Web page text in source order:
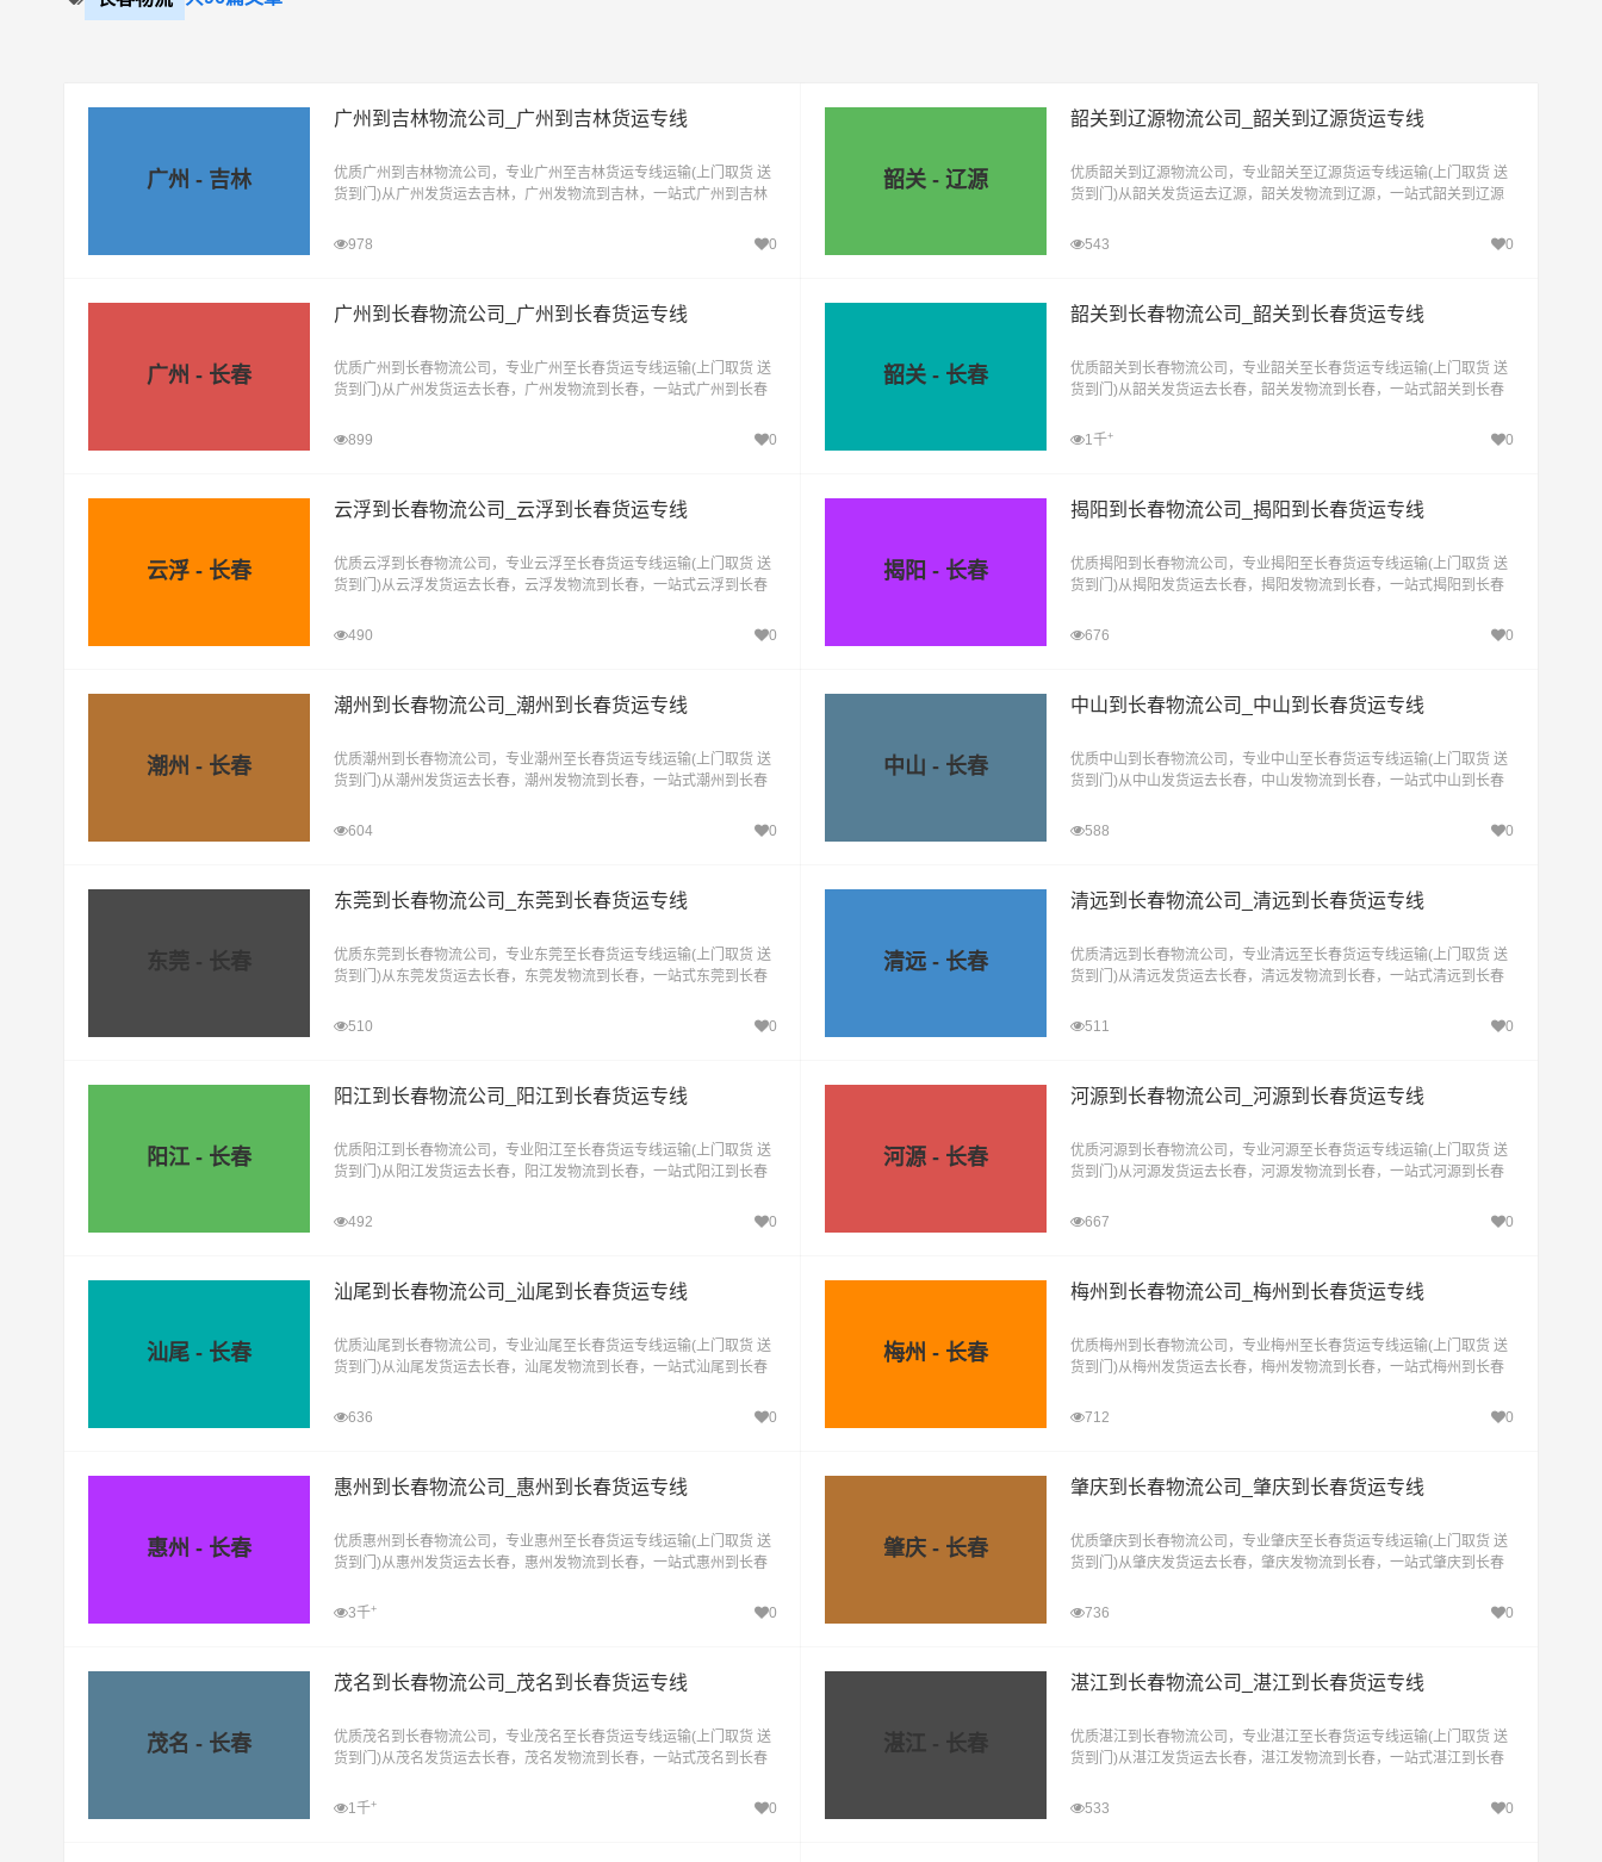
广州 - 吉林
广州到吉林物流公司_广州到吉林货运专线
优质广州到吉林物流公司，专业广州至吉林货运专线运输(上门取货 送
货到门)从广州发货运去吉林，广州发物流到吉林，一站式广州到吉林
978
0
韶关 - 辽源
韶关到辽源物流公司_韶关到辽源货运专线
优质韶关到辽源物流公司，专业韶关至辽源货运专线运输(上门取货 送
货到门)从韶关发货运去辽源，韶关发物流到辽源，一站式韶关到辽源
543
0
广州 - 长春
广州到长春物流公司_广州到长春货运专线
优质广州到长春物流公司，专业广州至长春货运专线运输(上门取货 送
货到门)从广州发货运去长春，广州发物流到长春，一站式广州到长春
899
0
韶关 - 长春
韶关到长春物流公司_韶关到长春货运专线
优质韶关到长春物流公司，专业韶关至长春货运专线运输(上门取货 送
货到门)从韶关发货运去长春，韶关发物流到长春，一站式韶关到长春
1千+ 0
云浮 - 长春
云浮到长春物流公司_云浮到长春货运专线
优质云浮到长春物流公司，专业云浮至长春货运专线运输(上门取货 送
货到门)从云浮发货运去长春，云浮发物流到长春，一站式云浮到长春
490
0
揭阳 - 长春
揭阳到长春物流公司_揭阳到长春货运专线
优质揭阳到长春物流公司，专业揭阳至长春货运专线运输(上门取货 送
货到门)从揭阳发货运去长春，揭阳发物流到长春，一站式揭阳到长春
676
0
潮州 - 长春
潮州到长春物流公司_潮州到长春货运专线
优质潮州到长春物流公司，专业潮州至长春货运专线运输(上门取货 送
货到门)从潮州发货运去长春，潮州发物流到长春，一站式潮州到长春
604
0
中山 - 长春
中山到长春物流公司_中山到长春货运专线
优质中山到长春物流公司，专业中山至长春货运专线运输(上门取货 送
货到门)从中山发货运去长春，中山发物流到长春，一站式中山到长春
588
0
东莞 - 长春
东莞到长春物流公司_东莞到长春货运专线
优质东莞到长春物流公司，专业东莞至长春货运专线运输(上门取货 送
货到门)从东莞发货运去长春，东莞发物流到长春，一站式东莞到长春
510
0
清远 - 长春
清远到长春物流公司_清远到长春货运专线
优质清远到长春物流公司，专业清远至长春货运专线运输(上门取货 送
货到门)从清远发货运去长春，清远发物流到长春，一站式清远到长春
511
0
阳江 - 长春
阳江到长春物流公司_阳江到长春货运专线
优质阳江到长春物流公司，专业阳江至长春货运专线运输(上门取货 送
货到门)从阳江发货运去长春，阳江发物流到长春，一站式阳江到长春
492
0
河源 - 长春
河源到长春物流公司_河源到长春货运专线
优质河源到长春物流公司，专业河源至长春货运专线运输(上门取货 送
货到门)从河源发货运去长春，河源发物流到长春，一站式河源到长春
667
0
汕尾 - 长春
汕尾到长春物流公司_汕尾到长春货运专线
优质汕尾到长春物流公司，专业汕尾至长春货运专线运输(上门取货 送
货到门)从汕尾发货运去长春，汕尾发物流到长春，一站式汕尾到长春
636
0
梅州 - 长春
梅州到长春物流公司_梅州到长春货运专线
优质梅州到长春物流公司，专业梅州至长春货运专线运输(上门取货 送
货到门)从梅州发货运去长春，梅州发物流到长春，一站式梅州到长春
712
0
惠州 - 长春
惠州到长春物流公司_惠州到长春货运专线
优质惠州到长春物流公司，专业惠州至长春货运专线运输(上门取货 送
货到门)从惠州发货运去长春，惠州发物流到长春，一站式惠州到长春
3千+ 0
肇庆 - 长春
肇庆到长春物流公司_肇庆到长春货运专线
优质肇庆到长春物流公司，专业肇庆至长春货运专线运输(上门取货 送
货到门)从肇庆发货运去长春，肇庆发物流到长春，一站式肇庆到长春
736
0
茂名 - 长春
茂名到长春物流公司_茂名到长春货运专线
优质茂名到长春物流公司，专业茂名至长春货运专线运输(上门取货 送
货到门)从茂名发货运去长春，茂名发物流到长春，一站式茂名到长春
1千+ 0
湛江 - 长春
湛江到长春物流公司_湛江到长春货运专线
优质湛江到长春物流公司，专业湛江至长春货运专线运输(上门取货 送
货到门)从湛江发货运去长春，湛江发物流到长春，一站式湛江到长春
533
0